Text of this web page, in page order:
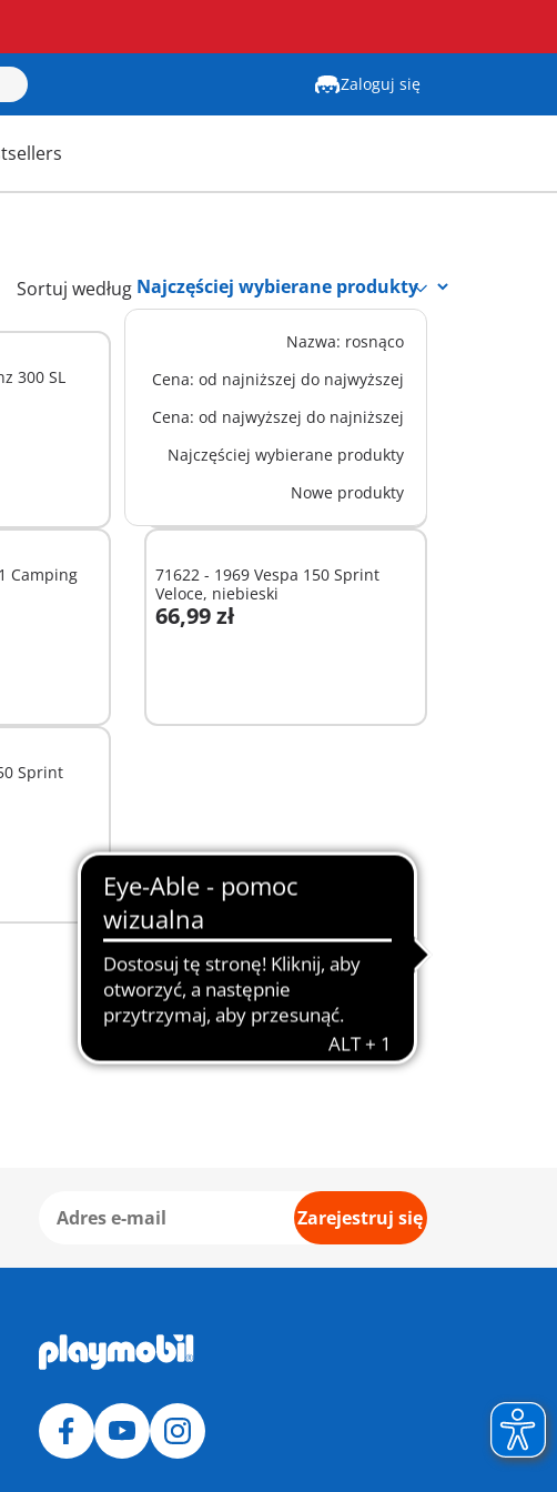
Zaloguj się
Sortuj według
Nazwa: rosnąco
Cena: od najniższej do najwyższej
Cena: od najwyższej do najniższej
Najczęściej wybierane produkty
Nowe produkty
300 SL 71020 - Ferrari SF90 Stradale
334,99 zł
Dodaj do koszyka
Camping
71622 - 1969 Vespa 150 Sprint
Veloce, niebieski
66,99 zł
Dodaj do koszyka
Sprint
Zarejestruj się